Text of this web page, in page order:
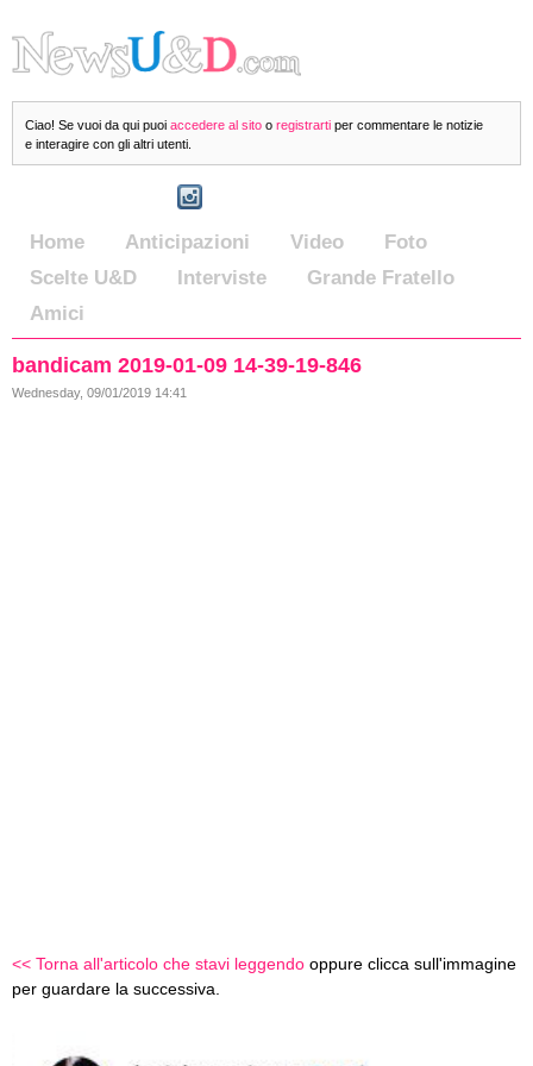
Ciao! Se vuoi da qui puoi accedere al sito o registrarti per commentare le notizie
e interagire con gli altri utenti.
Home Anticipazioni Video
Foto
Scelte U&D
Interviste
Grande Fratello
Amici
bandicam 2019-01-09 14-39-19-846
Wednesday, 09/01/2019 14:41
<< Torna all'articolo che stavi leggendo oppure clicca sull'immagine
per guardare la successiva.